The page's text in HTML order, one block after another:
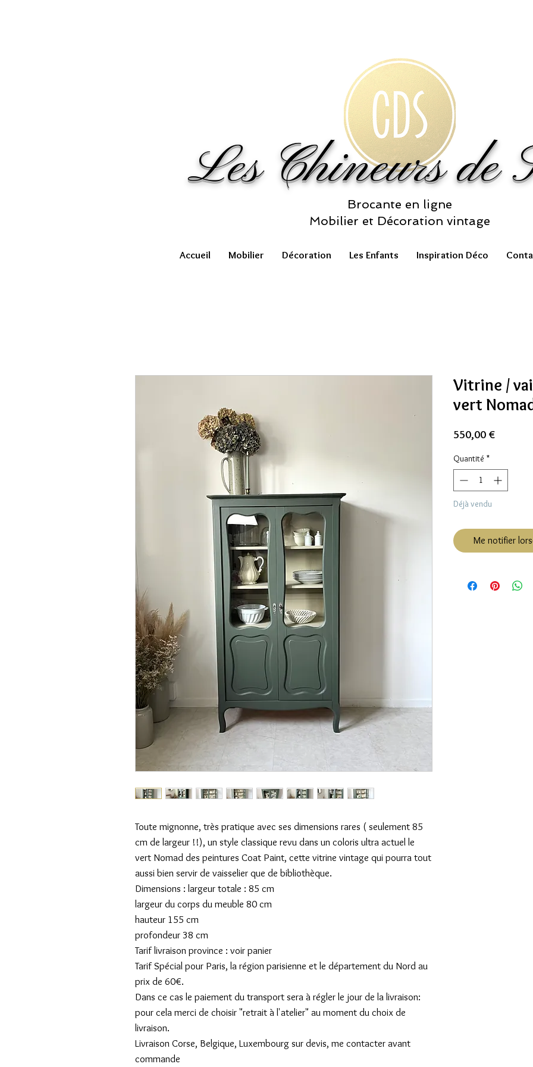
Les Chineurs de
Brocante en ligne
Mobilier et Décoration vintage
Accueil Mobilier Décoration Les Enfants Inspiration Déco
Toute mignonne, très pratique avec ses dimensions rares ( seulement 85
cm de largeur !!), un style classique revu dans un coloris ultra actuel le
vert Nomad des peintures Coat Paint, cette vitrine vintage qui pourra tout
aussi bien servir de vaisselier que de bibliothèque.
Dimensions : largeur totale : 85 cm
largeur du corps du meuble 80 cm
hauteur 155 cm
profondeur 38 cm
Tarif livraison province : voir panier
Tarif Spécial pour Paris, la région parisienne et le département du Nord au
prix de 60€.
Dans ce cas le paiement du transport sera à régler le jour de la livraison:
pour cela merci de choisir "retrait à l'atelier" au moment du choix de
livraison.
Livraison Corse, Belgique, Luxembourg sur devis, me contacter avant
commande
Vitrine /
vert
550,00 €Prix
Quantité *
Déjà vendu
Me notifier